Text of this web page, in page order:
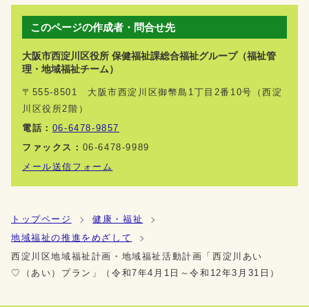
このページの作成者・問合せ先
大阪市西淀川区役所 保健福祉課総合福祉グループ（福祉管
理・地域福祉チーム）
〒555-8501 大阪市西淀川区御幣島1丁目2番10号（西淀
川区役所2階）
電話： 06-6478-9857
ファックス： 06-6478-9989
メール送信フォーム
トップページ
健康・福祉
地域福祉の推進をめざして
西淀川区地域福祉計画・地域福祉活動計画「西淀川あい
♡（あい）プラン」（令和7年4月1日～令和12年3月31日）